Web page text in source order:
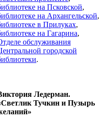
на Псковской,
на Архангельской,
в Прилуках,
на Гагарина,
обслуживания
городской
.
Ледерман.
Тучкин и Пузырь